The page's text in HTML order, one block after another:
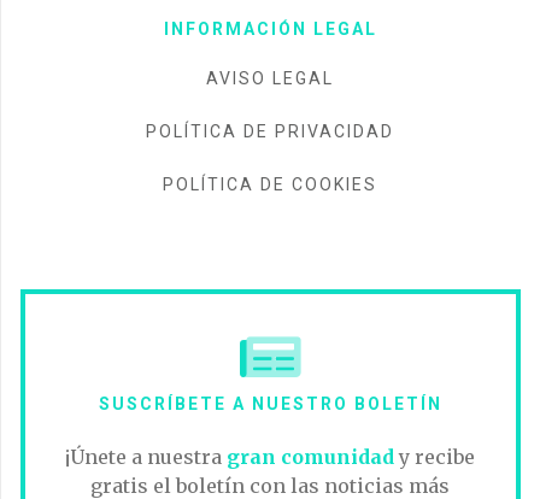
INFORMACIÓN LEGAL
AVISO LEGAL
POLÍTICA DE PRIVACIDAD
POLÍTICA DE COOKIES
SUSCRÍBETE A NUESTRO BOLETÍN
¡Únete a nuestra gran comunidad y recibe
gratis el boletín con las noticias más